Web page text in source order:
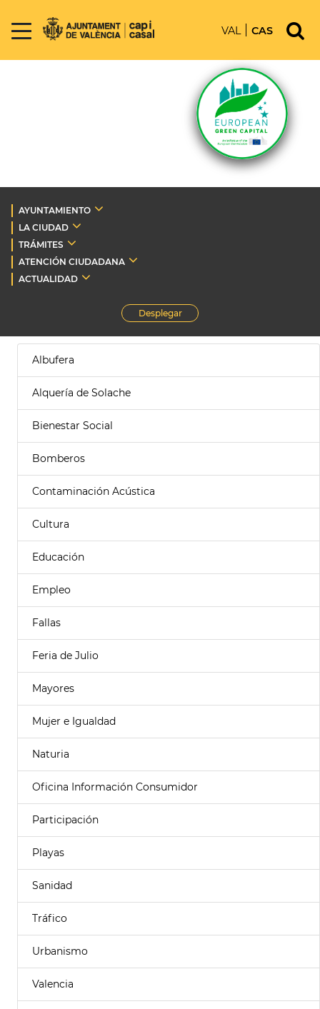
VAL CAS
AYUNTAMIENTO
LA CIUDAD
TRÁMITES
ATENCIÓN CIUDADANA
ACTUALIDAD
Desplegar
Albufera
Alquería de Solache
Bienestar Social
Bomberos
Contaminación Acústica
Cultura
Educación
Empleo
Fallas
Feria de Julio
Mayores
Mujer e Igualdad
Naturia
Oficina Información Consumidor
Participación
Playas
Sanidad
Tráfico
Urbanismo
Valencia